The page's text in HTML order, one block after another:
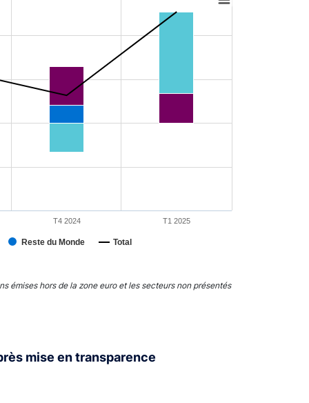
Reste du Monde Total
T4 2024 T1 2025
émises hors de la zone euro et les secteurs non présentés
mise en transparence